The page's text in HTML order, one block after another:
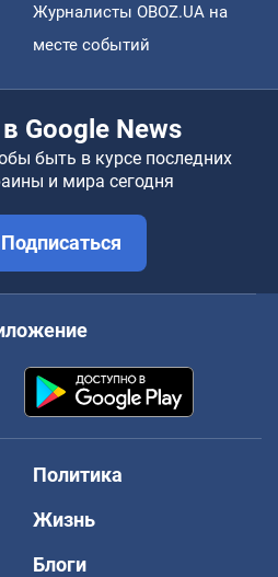
Журналисты OBOZ.UA на
месте событий
Google News
быть в курсе последних
и мира сегодня
Подписаться
Политика
Жизнь
Блоги